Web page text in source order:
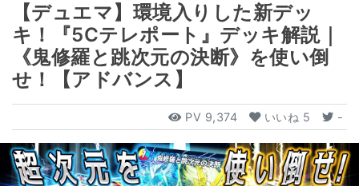
【デュエマ】環境入りした新デッ
キ！『5Cテレポート』デッキ解説｜
《鬼修羅と跳次元の決断》を使い倒
せ！【アドバンス】
PV 9,374 いいね 5 -